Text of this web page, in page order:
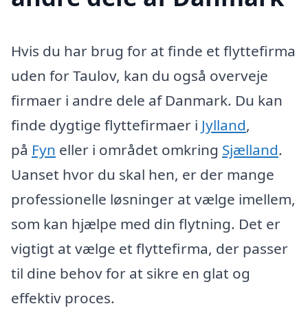
Hvis du har brug for at finde et flyttefirma
uden for Taulov, kan du også overveje
firmaer i andre dele af Danmark. Du kan
finde dygtige flyttefirmaer i Jylland,
på Fyn eller i området omkring Sjælland.
Uanset hvor du skal hen, er der mange
professionelle løsninger at vælge imellem,
som kan hjælpe med din flytning. Det er
vigtigt at vælge et flyttefirma, der passer
til dine behov for at sikre en glat og
effektiv proces.